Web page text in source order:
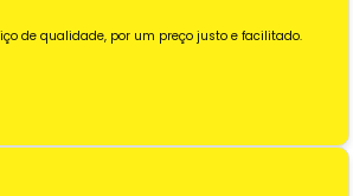
de qualidade, por um preço justo e facilitado.